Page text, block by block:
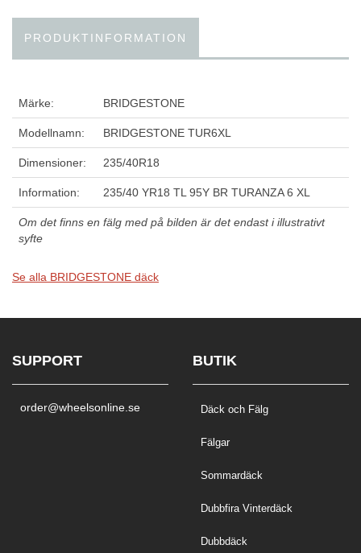
PRODUKTINFORMATION
Märke: BRIDGESTONE
Modellnamn: BRIDGESTONE TUR6XL
Dimensioner: 235/40R18
Information: 235/40 YR18 TL 95Y BR TURANZA 6 XL
Om det finns en fälg med på bilden är det endast i illustrativt
syfte
Se alla BRIDGESTONE däck
SUPPORT
order@wheelsonline.se
BUTIK
Däck och Fälg
Fälgar
Sommardäck
Dubbfira Vinterdäck
Dubbdäck